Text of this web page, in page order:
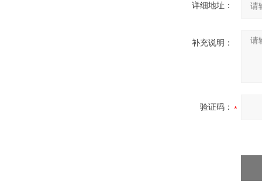
详细地址：
补充说明：
验证码：